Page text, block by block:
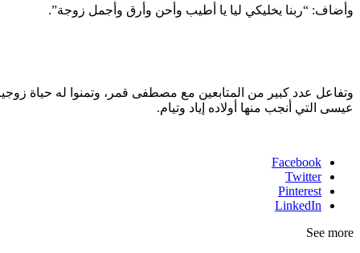
وأضاف: “ربنا يخليكي ليا يا أطيب وأحن وأرق وأجمل زوجة”.
وتفاعل عدد كبير من المتابعين مع مصطفى قمر، وتمنوا له حياة
عيسى التي أنجب منها أولاده إياد وتيام.
Facebook
Twitter
Pinterest
LinkedIn
See more